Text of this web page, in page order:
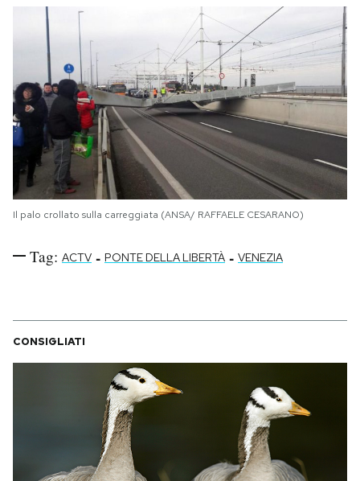
Il palo crollato sulla carreggiata (ANSA/ RAFFAELE CESARANO)
Tag: ACTV - PONTE DELLA LIBERTÀ - VENEZIA
CONSIGLIATI